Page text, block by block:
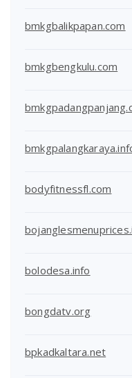
bmkgbalikpapan.com
bmkgbengkulu.com
bodyfitnessfl.com
bolodesa.info
bongdatv.org
bpkadkaltara.net